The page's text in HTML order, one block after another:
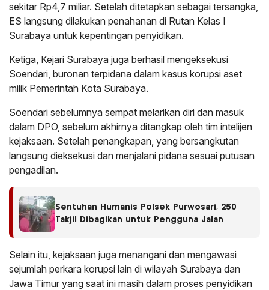
sekitar Rp4,7 miliar. Setelah ditetapkan sebagai tersangka,
ES langsung dilakukan penahanan di Rutan Kelas I
Surabaya untuk kepentingan penyidikan.
Ketiga, Kejari Surabaya juga berhasil mengeksekusi
Soendari, buronan terpidana dalam kasus korupsi aset
milik Pemerintah Kota Surabaya.
Soendari sebelumnya sempat melarikan diri dan masuk
dalam DPO, sebelum akhirnya ditangkap oleh tim intelijen
kejaksaan. Setelah penangkapan, yang bersangkutan
langsung dieksekusi dan menjalani pidana sesuai putusan
pengadilan.
Sentuhan Humanis Polsek Purwosari, 250
Takjil Dibagikan untuk Pengguna Jalan
Selain itu, kejaksaan juga menangani dan mengawasi
sejumlah perkara korupsi lain di wilayah Surabaya dan
Jawa Timur yang saat ini masih dalam proses penyidikan